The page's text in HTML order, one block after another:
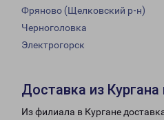
Фряново (Щелковский р-н)
Черноголовка
Электрогорск
Доставка из
Из филиала в Кургане